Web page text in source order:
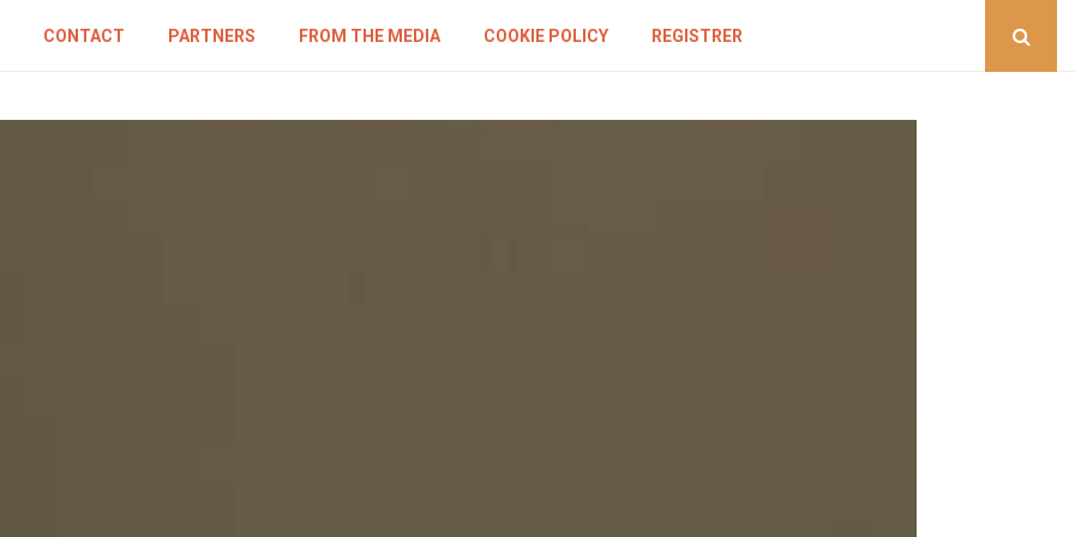
CONTACT PARTNERS FROM THE MEDIA COOKIE POLICY REGISTRER